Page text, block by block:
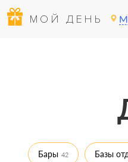
МОЙ ДЕНЬ
Бары 42 Базы